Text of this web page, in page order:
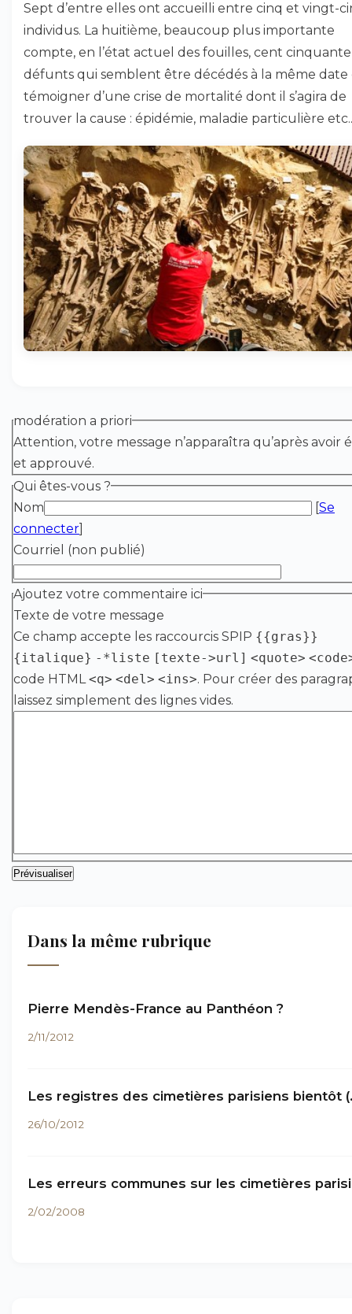
Sept d’entre elles ont accueilli entre cinq et vingt-
individus. La huitième, beaucoup plus importante
compte, en l’état actuel des fouilles, cent cinquante
défunts qui semblent être décédés à la même date
témoigner d’une crise de mortalité dont il s’agira de
trouver la cause : épidémie, maladie particulière
modération a priori
Attention, votre message n’apparaîtra qu’après avoir
et approuvé.
Qui êtes-vous ?
Nom
[Se
connecter]
Courriel (non publié)
Ajoutez votre commentaire ici
Texte de votre message
Ce champ accepte les raccourcis SPIP {{gras}}
{italique} -*liste [texte->url] <quote>
code HTML <q> <del> <ins>. Pour créer des
laissez simplement des lignes vides.
Dans la même rubrique
Pierre Mendès-France au Panthéon ?
2/11/2012
Les registres des cimetières parisiens bientôt
26/10/2012
Les erreurs communes sur les cimetières
2/02/2008